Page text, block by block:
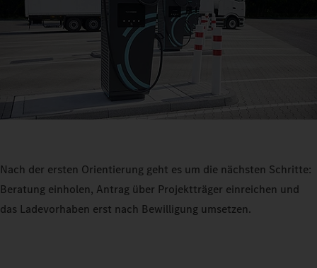
Nach der ersten Orientierung geht es um die nächsten Schritte:
Beratung einholen, Antrag über Projektträger einreichen und
das Ladevorhaben erst nach Bewilligung umsetzen.